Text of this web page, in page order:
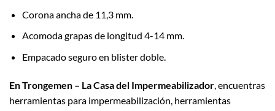
Corona ancha de 11,3 mm.
Acomoda grapas de longitud 4-14 mm.
Empacado seguro en blister doble.
En Trongemen – La Casa del Impermeabilizador , encuentras
herramientas para impermeabilización, herramientas